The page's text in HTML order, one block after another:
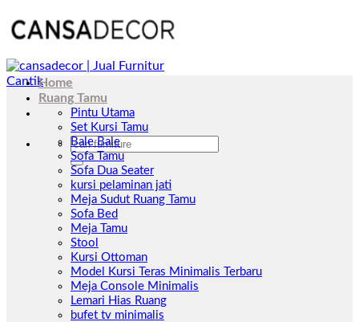
to
content
Pencarian
untuk:
Home
Ruang Tamu
Pintu Utama
Set Kursi Tamu
Bale Bale
Sofa Tamu
Sofa Dua Seater
kursi pelaminan jati
Meja Sudut Ruang Tamu
Sofa Bed
Meja Tamu
Stool
Kursi Ottoman
Model Kursi Teras Minimalis Terbaru
Meja Console Minimalis
Lemari Hias Ruang
bufet tv minimalis